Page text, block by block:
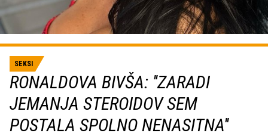
SEKSI
RONALDOVA BIVŠA: ''ZARADI
JEMANJA STEROIDOV SEM
POSTALA SPOLNO NENASITNA''